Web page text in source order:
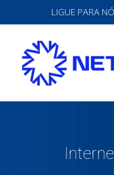
para
conteúdo
LIGUE PARA